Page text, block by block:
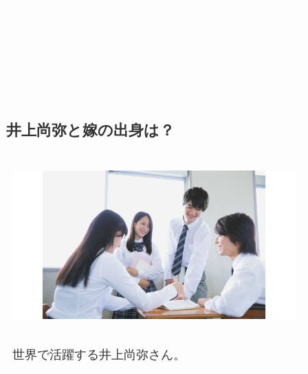
井上尚弥と嫁の出身は？
世界で活躍する井上尚弥さん。